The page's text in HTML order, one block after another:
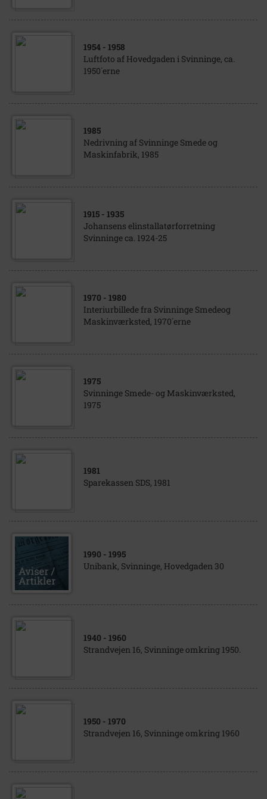
1954 - 1958
Luftfoto af Hovedgaden i Svinninge, ca.
1950´erne
1985
Nedrivning af Svinninge Smede og
Maskinfabrik, 1985
1915 - 1935
Johansens elinstallatørforretning
Svinninge ca. 1924-25
1970 - 1980
Interiurbillede fra Svinninge Smedeog
Maskinværksted, 1970´erne
1975
Svinninge Smede- og Maskinværksted,
1975
1981
Sparekassen SDS, 1981
1990 - 1995
Unibank, Svinninge, Hovedgaden 30
1940 - 1960
Strandvejen 16, Svinninge omkring 1950.
1950 - 1970
Strandvejen 16, Svinninge omkring 1960